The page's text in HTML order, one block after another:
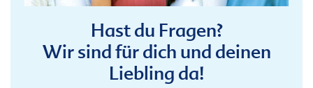
Hast du Fragen?
Wir sind für dich und deinen
Liebling da!